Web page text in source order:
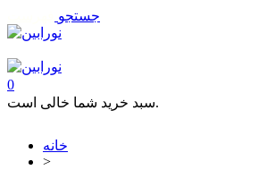
جستجو
0
سبد خرید شما خالی است.
خانه
>